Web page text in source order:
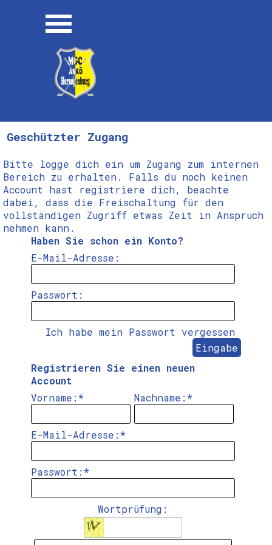
Geschützter Zugang
Bitte logge dich ein um Zugang zum internen
Bereich zu erhalten. Falls du noch keinen
Account hast registriere dich, beachte
dabei, dass die Freischaltung für den
vollständigen Zugriff etwas Zeit in Anspruch
nehmen kann.
Haben Sie schon ein Konto?
E-Mail-Adresse:
Passwort:
Ich habe mein Passwort vergessen
Registrieren Sie einen neuen
Account
Vorname:* Nachname:*
E-Mail-Adresse:*
Passwort:*
Wortprüfung: